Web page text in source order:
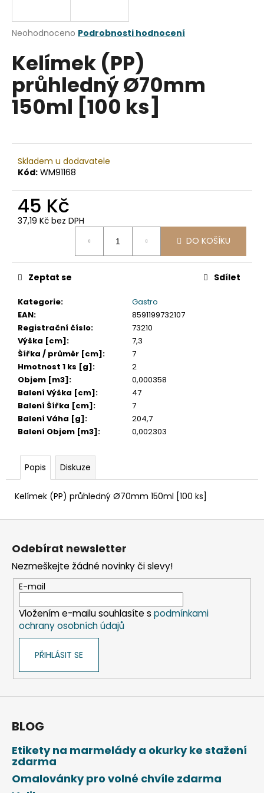
Průměrné
produktu
je
5
hvězdiček.
Neohodnoceno Podrobnosti hodnocení
Kelímek (PP)
průhledný Ø70mm
150ml [100 ks]
Skladem u dodavatele
Kód: WM91168
45 Kč
37,19 Kč bez DPH
DO KOŠÍKU
Kategorie:
Gastro
EAN:
8591199732107
Registrační číslo:
73210
Výška [cm]:
7,3
Šířka / průměr [cm]:
7
Hmotnost 1 ks [g]:
2
Objem [m3]:
0,000358
Balení Výška [cm]:
47
Balení Šířka [cm]:
7
Balení Váha [g]:
204,7
Balení Objem [m3]: 0,002303
Zeptat se Sdílet
Popis Diskuze
Kelímek (PP) průhledný Ø70mm 150ml [100 ks]
j
t
?
D
p
o
č
u
e
m
e
TABULE
BÍLÁ
MAGNETICKÁ
25
35
CM
MAGNETKY
65
Kč
Z
Odebírat newsletter
Nezmeškejte žádné novinky či slevy!
E-mail
Vložením e-mailu souhlasíte s podmínkami
ochrany osobních údajů
PŘIHLÁSIT SE
BLOG
Etikety na marmelády a okurky ke stažení
zdarma
Omalovánky pro volné chvíle zdarma